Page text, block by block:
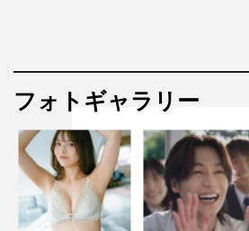
フォトギャラリー